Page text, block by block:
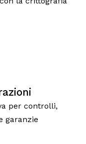
per controlli,
garanzie